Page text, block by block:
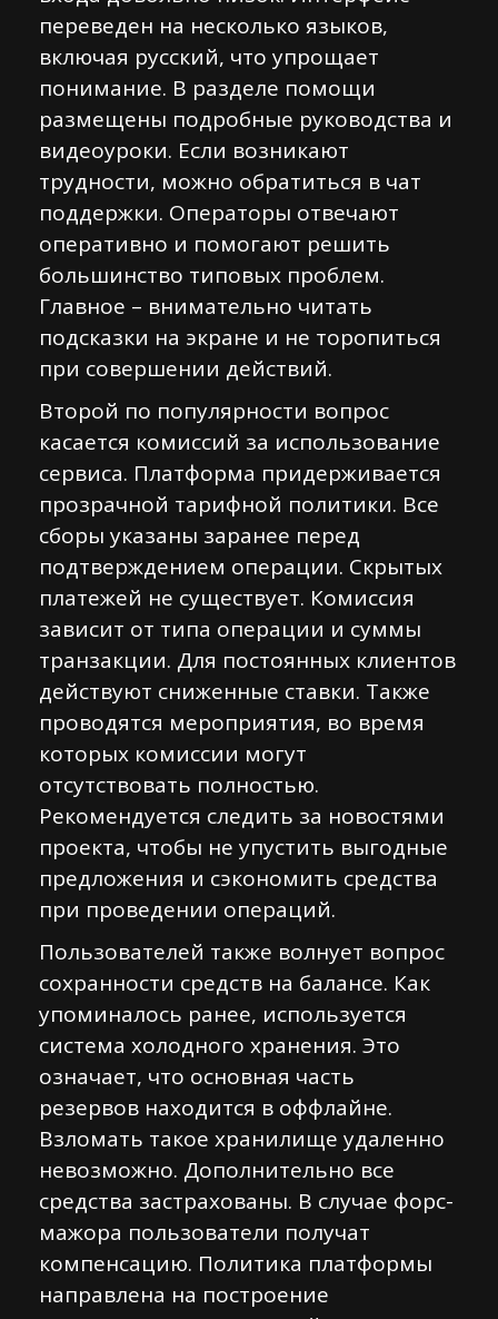
переведен на несколько языков,
включая русский, что упрощает
понимание. В разделе помощи
размещены подробные руководства и
видеоуроки. Если возникают
трудности, можно обратиться в чат
поддержки. Операторы отвечают
оперативно и помогают решить
большинство типовых проблем.
Главное – внимательно читать
подсказки на экране и не торопиться
при совершении действий.
Второй по популярности вопрос
касается комиссий за использование
сервиса. Платформа придерживается
прозрачной тарифной политики. Все
сборы указаны заранее перед
подтверждением операции. Скрытых
платежей не существует. Комиссия
зависит от типа операции и суммы
транзакции. Для постоянных клиентов
действуют сниженные ставки. Также
проводятся мероприятия, во время
которых комиссии могут
отсутствовать полностью.
Рекомендуется следить за новостями
проекта, чтобы не упустить выгодные
предложения и сэкономить средства
при проведении операций.
Пользователей также волнует вопрос
сохранности средств на балансе. Как
упоминалось ранее, используется
система холодного хранения. Это
означает, что основная часть
резервов находится в оффлайне.
Взломать такое хранилище удаленно
невозможно. Дополнительно все
средства застрахованы. В случае форс-
мажора пользователи получат
компенсацию. Политика платформы
направлена на построение